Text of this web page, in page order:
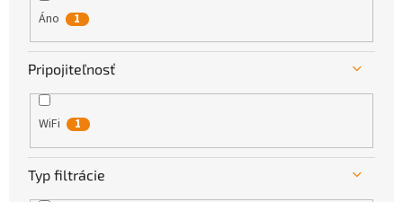
240 minút
160 minút 0
Áno 1
Pripojiteľnosť
WiFi 1
Typ filtrácie